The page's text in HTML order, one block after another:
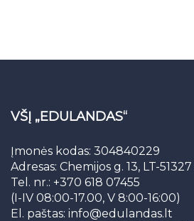
VŠĮ „EDULANDAS“
Įmonės kodas: 304840229
Adresas: Chemijos g. 13, LT-
Tel. nr.: +370 618 07455
(I-IV 08:00-17.00, V 8:00-16:00)
El. paštas: info@edulandas.lt